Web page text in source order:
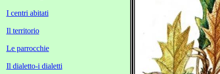
I centri abitati
Il territorio
Le parrocchie
Il dialetto-i dialetti